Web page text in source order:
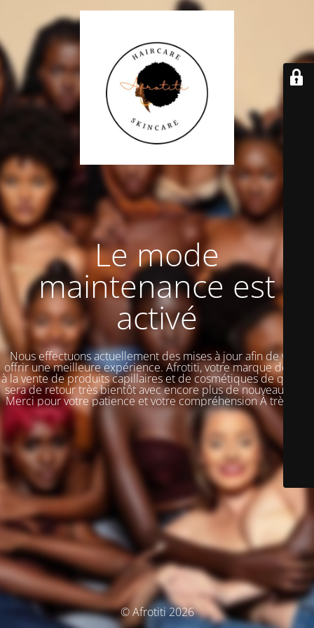
Le mode
maintenance est
activé
Nous effectuons actuellement des mises à jour afin de vous
offrir une meilleure expérience. Afrotiti, votre marque dédiée
à la vente de produits capillaires et de cosmétiques de qualité,
sera de retour très bientôt avec encore plus de nouveautés !!!
Merci pour votre patience et votre compréhension À très vite
© Afrotiti 2026